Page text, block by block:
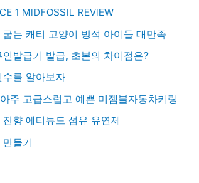
1 MIDFOSSIL REVIEW
는 캐티 고양이 방석 아이들 대만족
발급기 발급, 초본의 차이점은?
를 알아보자
주 고급스럽고 예쁜 미젬블자동차키링
향 에티튜드 섬유 유연제
들기